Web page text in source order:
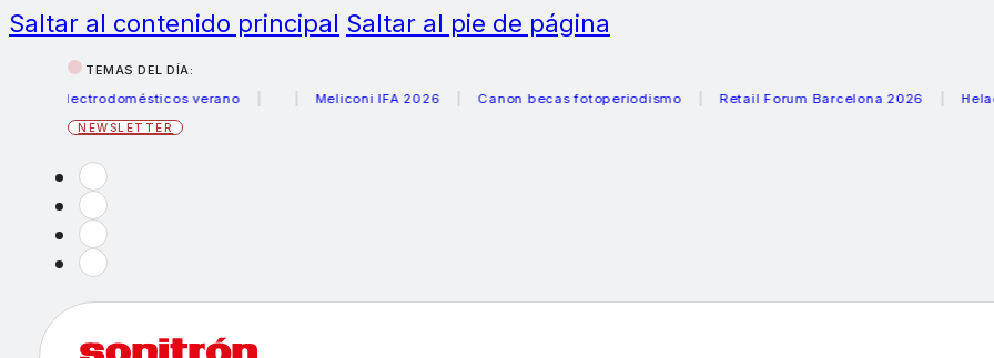
Saltar al contenido principal Saltar al pie de página
TEMAS DEL DÍA:
electrodomésticos verano
Meliconi IFA 2026 Canon becas fotoperiodismo Retail Forum Barcelona 2026 Heladeras
NEWSLETTER